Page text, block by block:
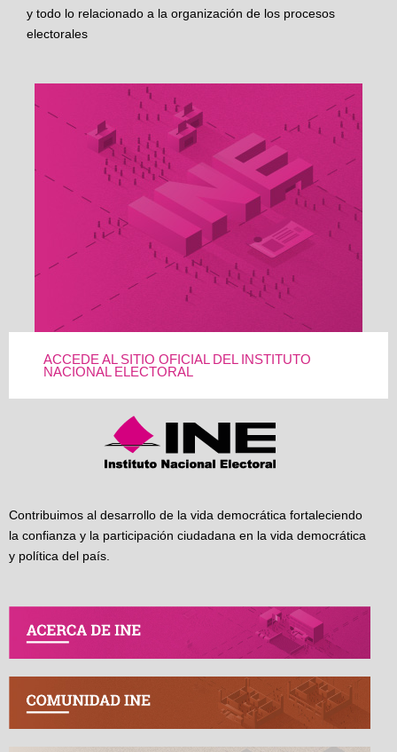
y todo lo relacionado a la organización de los procesos
electorales
ACCEDE AL SITIO OFICIAL DEL INSTITUTO
NACIONAL ELECTORAL
Contribuimos al desarrollo de la vida democrática fortaleciendo
la confianza y la participación ciudadana en la vida democrática
y política del país.